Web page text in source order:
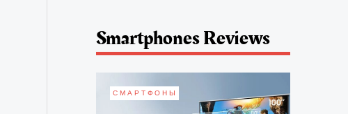
Smartphones Reviews
СМАРТФОНЫ